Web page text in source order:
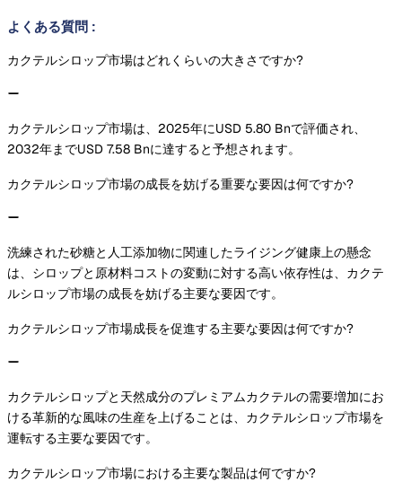
よくある質問 :
カクテルシロップ市場はどれくらいの大きさですか?
カクテルシロップ市場は、2025年にUSD 5.80 Bnで評価され、
2032年までUSD 7.58 Bnに達すると予想されます。
カクテルシロップ市場の成長を妨げる重要な要因は何ですか?
洗練された砂糖と人工添加物に関連したライジング健康上の懸念
は、シロップと原材料コストの変動に対する高い依存性は、カクテ
ルシロップ市場の成長を妨げる主要な要因です。
カクテルシロップ市場成長を促進する主要な要因は何ですか?
カクテルシロップと天然成分のプレミアムカクテルの需要増加にお
ける革新的な風味の生産を上げることは、カクテルシロップ市場を
運転する主要な要因です。
カクテルシロップ市場における主要な製品は何ですか?